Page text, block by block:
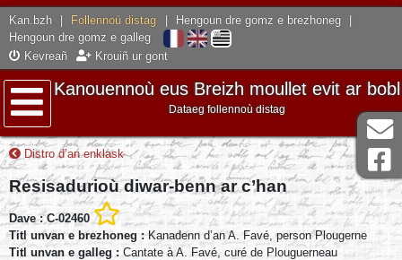
Kan.bzh Follennoù distag Hengoun dre gomz e brezhoneg
Hengoun dre gomz e galleg
Kevreañ
Krouiñ ur gont
Lañser
Kanouennoù eus Breizh moullet evit ar bobl
Dataeg follennoù distag
Distro d’an enklask
Resisadurioù diwar-benn ar c’han
Dave : C-02460
Titl unvan e brezhoneg :Kanadenn d’an A. Favé, person Plougerne
Titl unvan e galleg : Cantate à A. Favé, curé de Plouguerneau